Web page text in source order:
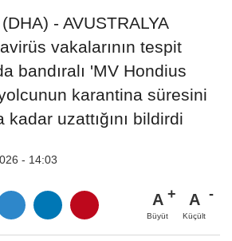
- AVUSTRALYA
vakalarının tespit
bandıralı 'MV Hondius
karantina süresini
uzattığını bildirdi
- 14:03
A
Büyüt
A
Küçült